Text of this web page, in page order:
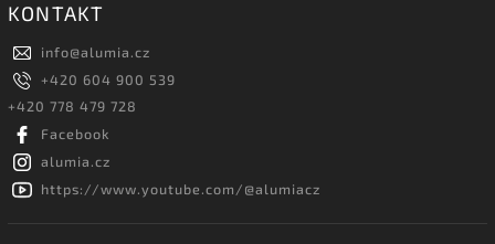
KONTAKT
info@alumia.cz
+420 604 900 539
+420 778 479 728
Facebook
alumia.cz
https://www.youtube.com/@alumiacz